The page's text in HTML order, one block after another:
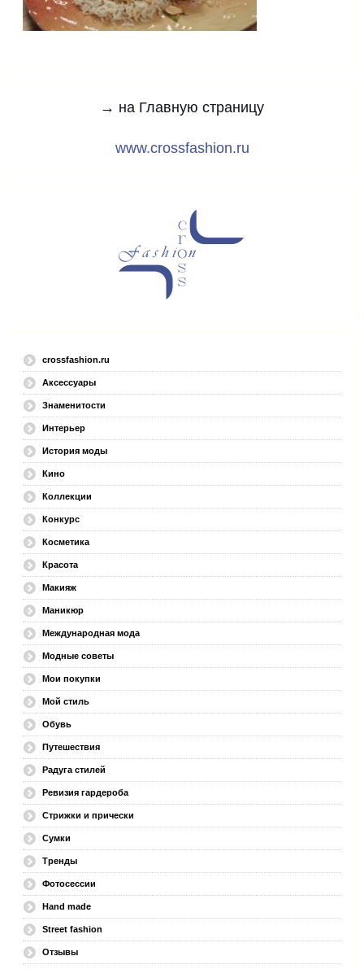
→ на Главную страницу
www.crossfashion.ru
crossfashion.ru
Аксессуары
Знаменитости
Интерьер
История моды
Кино
Коллекции
Конкурс
Косметика
Красота
Макияж
Маникюр
Международная мода
Модные советы
Мои покупки
Мой стиль
Обувь
Путешествия
Радуга стилей
Ревизия гардероба
Стрижки и прически
Сумки
Тренды
Фотосессии
Hand made
Street fashion
Отзывы